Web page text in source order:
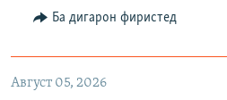
Ба дигарон фиристед
Август 05, 2026